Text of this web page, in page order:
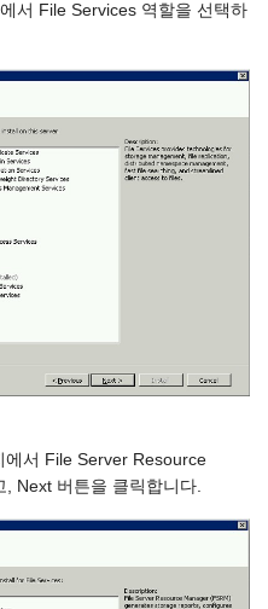
서 File Services 역할을 선택하
서 File Server Resource
Next 버튼을 클릭합니다.